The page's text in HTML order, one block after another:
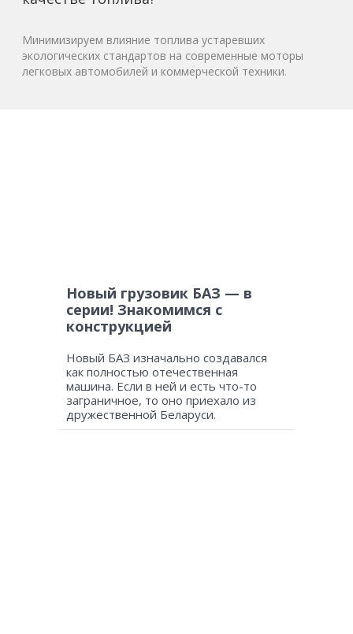
Минимизируем влияние топлива устаревших
экологических стандартов на современные моторы
легковых автомобилей и коммерческой техники.
Новый грузовик БАЗ — в
серии! Знакомимся с
конструкцией
Новый БАЗ изначально создавался
как полностью отечественная
машина. Если в ней и есть что-то
заграничное, то оно приехало из
дружественной Беларуси.